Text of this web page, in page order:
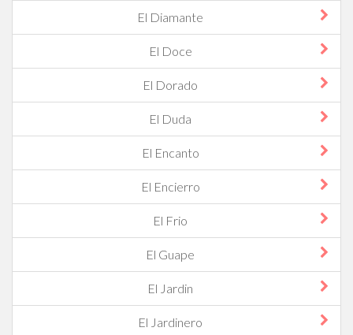
El Diamante
El Doce
El Dorado
El Duda
El Encanto
El Encierro
El Frio
El Guape
El Jardin
El Jardinero